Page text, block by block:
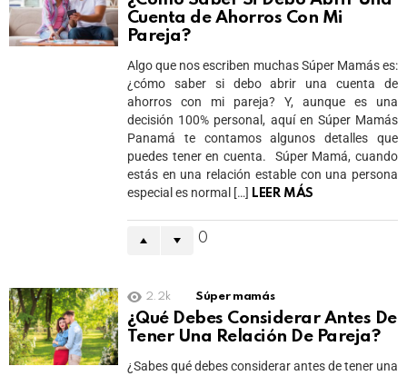
Cuenta de Ahorros Con Mi
Pareja?
Algo que nos escriben muchas Súper Mamás es:
¿cómo saber si debo abrir una cuenta de
ahorros con mi pareja? Y, aunque es una
decisión 100% personal, aquí en Súper Mamás
Panamá te contamos algunos detalles que
puedes tener en cuenta. Súper Mamá, cuando
estás en una relación estable con una persona
especial es normal […] LEER MÁS
0
2.2k Súper mamás
¿Qué Debes Considerar Antes De
Tener Una Relación De Pareja?
¿Sabes qué debes considerar antes de tener una